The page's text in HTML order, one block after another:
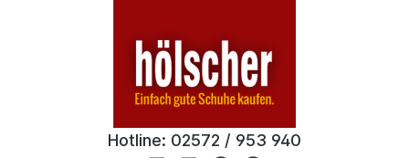
Hotline: 02572 / 953 940